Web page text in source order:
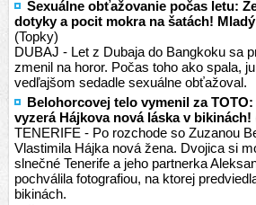
Sexuálne obťažovanie počas letu:
dotyky a pocit mokra na šatách!
(Topky)
DUBAJ - Let z Dubaja do Bangkoku sa
zmenil na horor. Počas toho ako spala,
vedľajšom sedadle sexuálne obťažoval.
Belohorcovej telo vymenil za TOTO:
vyzerá Hájkova nová láska v bikinách!
TENERIFE - Po rozchode so Zuzanou
Vlastimila Hájka nová žena. Dvojica si
slnečné Tenerife a jeho partnerka
pochválila fotografiou, na ktorej
bikinách.